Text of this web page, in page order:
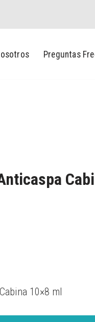
Preguntas
10×8 ml